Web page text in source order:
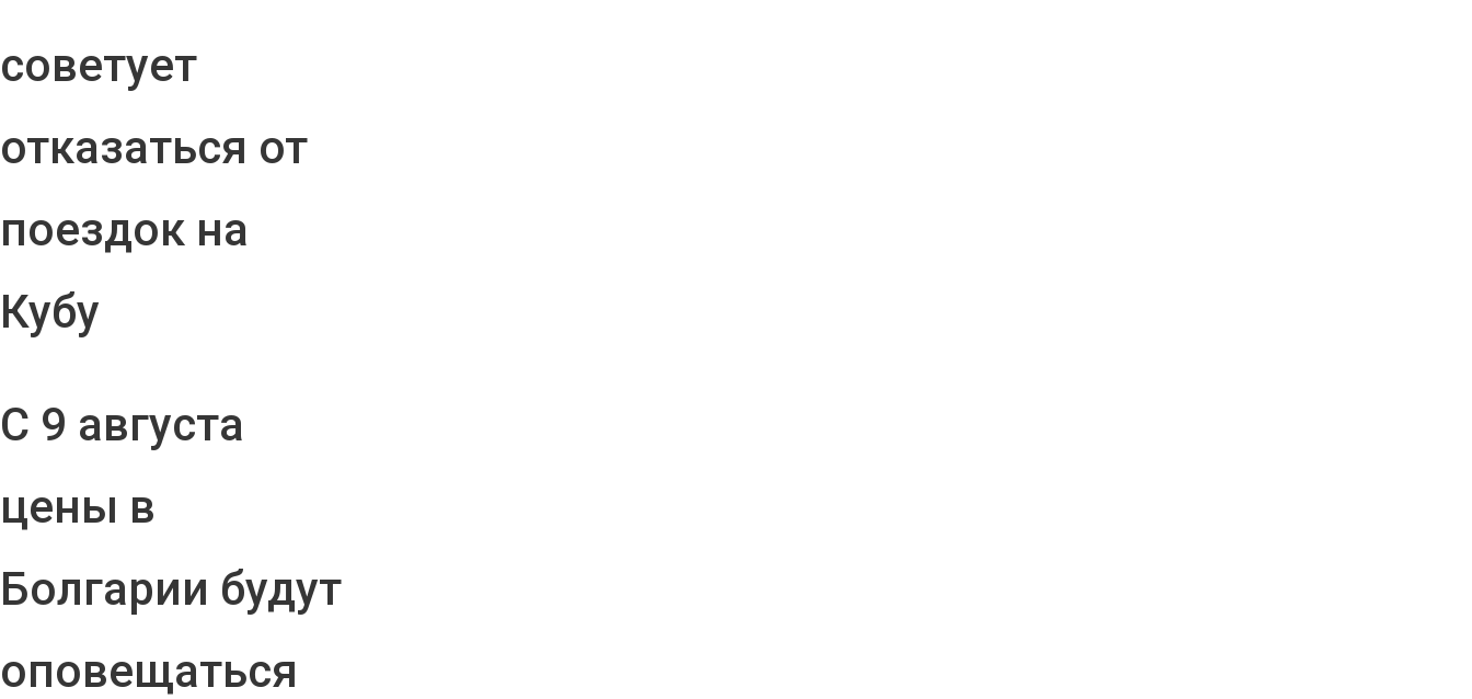
советует
отказаться от
поездок на
Кубу
С 9 августа
цены в
Болгарии будут
оповещаться